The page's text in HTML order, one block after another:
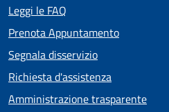
Leggi le FAQ
Prenota Appuntamento
Segnala disservizio
Richiesta d'assistenza
Amministrazione trasparente